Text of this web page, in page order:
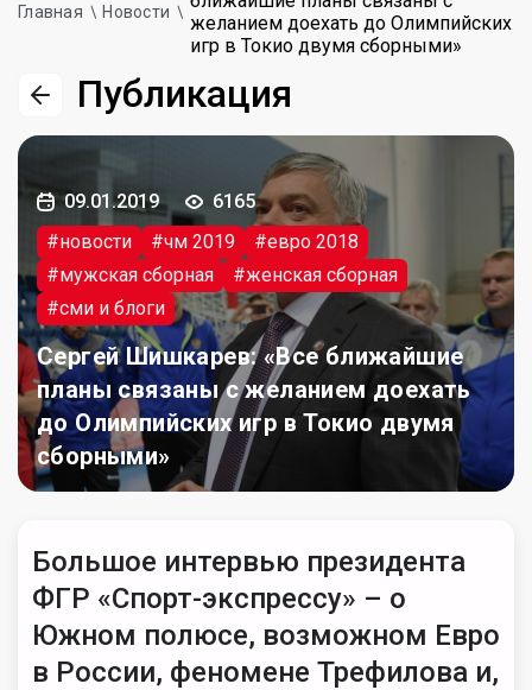
Главная Новости
желанием доехать до Олимпийских
игр в Токио двумя сборными»
Публикация
09.01.2019
6165
#новости
#чм 2019
#евро 2018
#мужская сборная
#женская сборная
#сми и блоги
Сергей Шишкарев: «Все ближайшие
планы связаны с желанием доехать
до Олимпийских игр в Токио двумя
сборными»
Большое интервью президента
ФГР «Спорт-экспрессу» – о
Южном полюсе, возможном Евро
в России, феномене Трефилова и,